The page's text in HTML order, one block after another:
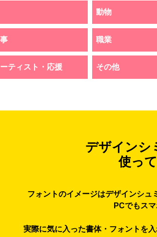
動物
職業
ティスト・応援 その他
デザインシ
使っ
フォントのイメージはデザインシュ
PCでもス
実際に気に入った書体・フォントを